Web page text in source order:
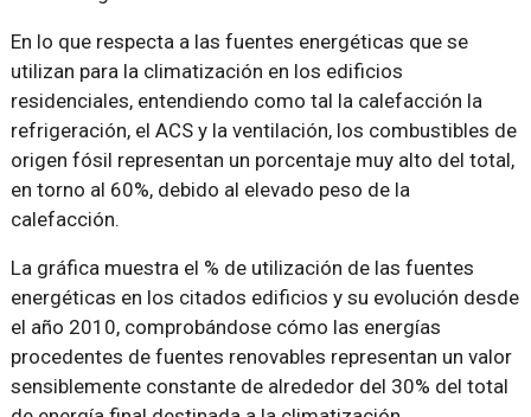
En lo que respecta a las fuentes energéticas que se
utilizan para la climatización en los edificios
residenciales, entendiendo como tal la calefacción la
refrigeración, el ACS y la ventilación, los combustibles de
origen fósil representan un porcentaje muy alto del total,
en torno al 60%, debido al elevado peso de la
calefacción.
La gráfica muestra el % de utilización de las fuentes
energéticas en los citados edificios y su evolución desde
el año 2010, comprobándose cómo las energías
procedentes de fuentes renovables representan un valor
sensiblemente constante de alrededor del 30% del total